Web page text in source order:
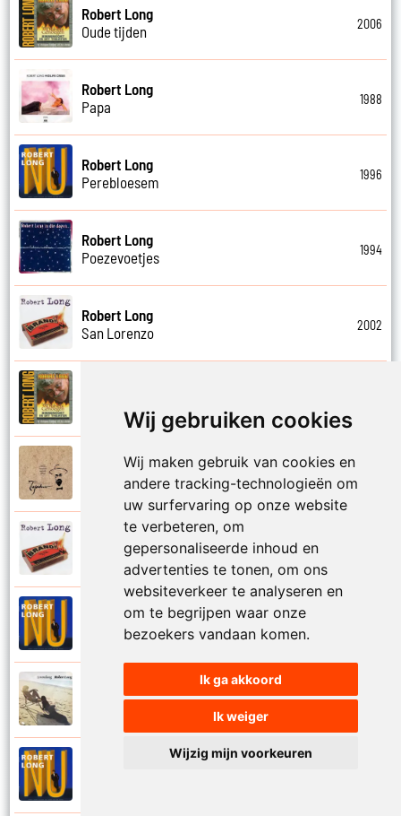
Wij gebruiken cookies
Wij maken gebruik van cookies en
andere tracking-technologieën om
uw surfervaring op onze website
te verbeteren, om
gepersonaliseerde inhoud en
advertenties te tonen, om ons
websiteverkeer te analyseren en
om te begrijpen waar onze
bezoekers vandaan komen.
Ik ga akkoord
Ik weiger
Wijzig mijn voorkeuren
Robert Long
Oude tijden
2006
Robert Long
Papa
1988
Robert Long
Perebloesem
1996
Robert Long
Poezevoetjes
1994
Robert Long
San Lorenzo
2002
Schathemelrijk
Tsjechov (Musical)
Schrappen
Seizoenen
Robert Long
Robert Long